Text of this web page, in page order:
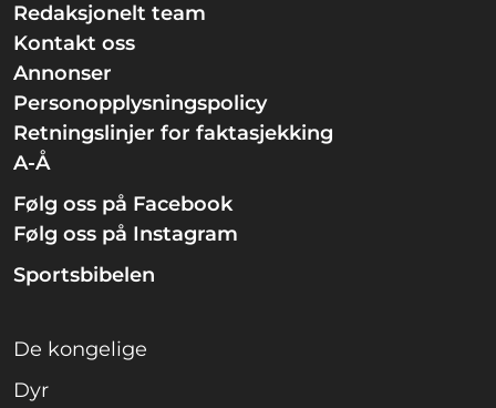
Redaksjonelt team
Kontakt oss
Annonser
Personopplysningspolicy
Retningslinjer for faktasjekking
A-Å
Følg oss på Facebook
Følg oss på Instagram
Sportsbibelen
De kongelige
Dyr